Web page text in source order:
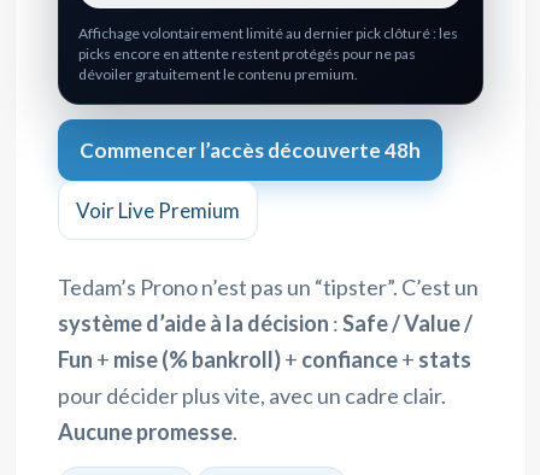
Affichage volontairement limité au dernier pick clôturé : les
picks encore en attente restent protégés pour ne pas
dévoiler gratuitement le contenu premium.
Commencer l’accès découverte 48h
Voir Live Premium
Tedam’s Prono n’est pas un “tipster”. C’est un
système d’aide à la décision :Safe / Value /
Fun + mise (% bankroll)+ confiance+ stats
pour décider plus vite, avec un cadre clair.
Aucune promesse.